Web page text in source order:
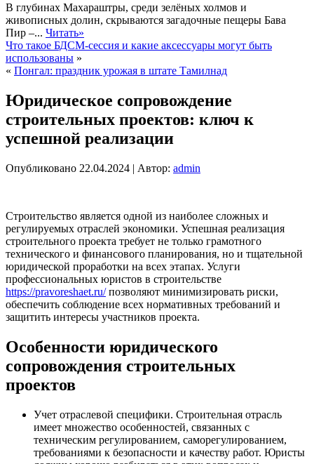
В глубинах Махараштры, среди зелёных холмов и
живописных долин, скрываются загадочные пещеры Бава
Пир –... Читать»
Что такое БДСМ-сессия и какие аксессуары могут быть
использованы »
« Понгал: праздник урожая в штате Тамилнад
Юридическое сопровождение
строительных проектов: ключ к
успешной реализации
Опубликовано 22.04.2024 | Автор: admin
Строительство является одной из наиболее сложных и
регулируемых отраслей экономики. Успешная реализация
строительного проекта требует не только грамотного
технического и финансового планирования, но и тщательной
юридической проработки на всех этапах. Услуги
профессиональных юристов в строительстве
https://pravoreshaet.ru/позволяют минимизировать риски,
обеспечить соблюдение всех нормативных требований и
защитить интересы участников проекта.
Особенности юридического
сопровождения строительных
проектов
Учет отраслевой специфики. Строительная отрасль
имеет множество особенностей, связанных с
техническим регулированием, саморегулированием,
требованиями к безопасности и качеству работ. Юристы